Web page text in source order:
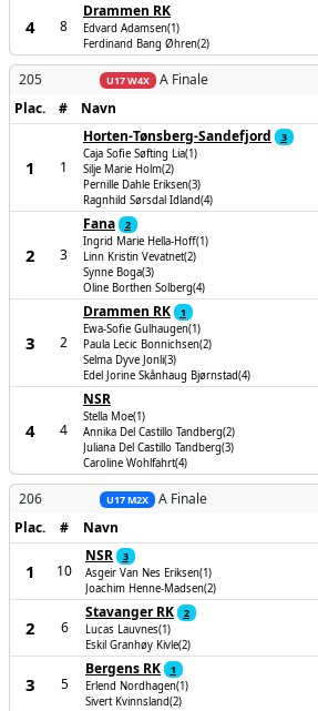
4 8
Drammen RK
Edvard Adamsen(1)
Ferdinand Bang Øhren(2)
205 U17 W4X A Finale
Plac.
# Navn
1 1
Horten-Tønsberg-Sandefjord
3
Caja Sofie Søfting Lia(1)
Silje Marie Holm(2)
Pernille Dahle Eriksen(3)
Ragnhild Sørsdal Idland(4)
2 3
Fana
2
Ingrid Marie Hella-Hoff(1)
Linn Kristin Vevatnet(2)
Synne Boga(3)
Oline Borthen Solberg(4)
3 2
Drammen RK
1
Ewa-Sofie Gulhaugen(1)
Paula Lecic Bonnichsen(2)
Selma Dyve Jonli(3)
Edel Jorine Skånhaug Bjørnstad(4)
4 4
NSR
Stella Moe(1)
Annika Del Castillo Tandberg(2)
Juliana Del Castillo Tandberg(3)
Caroline Wohlfahrt(4)
206 U17 M2X A Finale
Plac.
# Navn
1 10
NSR
3
Asgeir Van Nes Eriksen(1)
Joachim Henne-Madsen(2)
2 6
Stavanger RK
2
Lucas Lauvnes(1)
Eskil Granhøy Kivle(2)
3 5
Bergens RK
1
Erlend Nordhagen(1)
Sivert Kvinnsland(2)